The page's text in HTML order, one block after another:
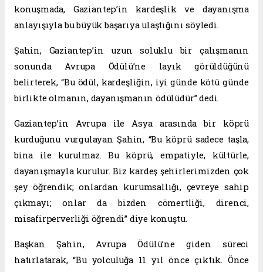
konuşmada, Gaziantep’in kardeşlik ve dayanışma
anlayışıyla bu büyük başarıya ulaştığını söyledi.
Şahin, Gaziantep’in uzun soluklu bir çalışmanın
sonunda Avrupa Ödülü’ne layık görüldüğünü
belirterek, “Bu ödül, kardeşliğin, iyi günde kötü günde
birlikte olmanın, dayanışmanın ödülüdür” dedi.
Gaziantep’in Avrupa ile Asya arasında bir köprü
kurduğunu vurgulayan Şahin, “Bu köprü sadece taşla,
bina ile kurulmaz. Bu köprü, empatiyle, kültürle,
dayanışmayla kurulur. Biz kardeş şehirlerimizden çok
şey öğrendik; onlardan kurumsallığı, çevreye sahip
çıkmayı; onlar da bizden cömertliği, direnci,
misafirperverliği öğrendi” diye konuştu.
Başkan Şahin, Avrupa Ödülü’ne giden süreci
hatırlatarak, “Bu yolculuğa 11 yıl önce çıktık. Önce